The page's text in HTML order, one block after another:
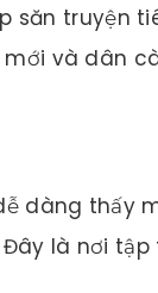
săn truyện
mới và dân
dàng thấy
là nơi